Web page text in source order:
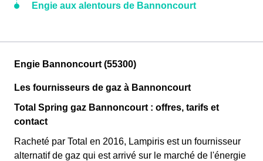
Engie aux alentours de Bannoncourt
Engie Bannoncourt (55300)
Les fournisseurs de gaz à Bannoncourt
Total Spring gaz Bannoncourt : offres, tarifs et
contact
Racheté par Total en 2016, Lampiris est un fournisseur
alternatif de gaz qui est arrivé sur le marché de l'énergie